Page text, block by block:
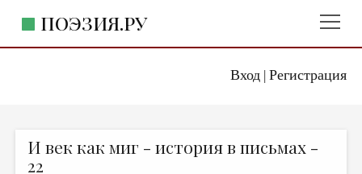
Вход| Регистрация
ПОЭЗИЯ.РУ
ЖАНРЫ
И век как миг - история в письмах -
22